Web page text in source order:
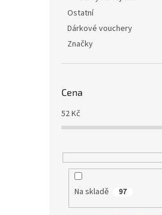
Ostatní
Dárkové vouchery
Značky
Cena
52Kč
Na skladě 97